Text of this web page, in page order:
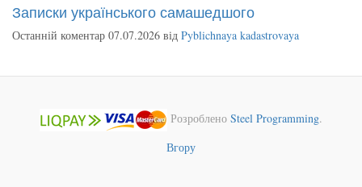
Записки українського самашедшого
Останній коментар 07.07.2026 від Pyblichnaya kadastrovaya
Розроблено Steel Programming.
Вгору